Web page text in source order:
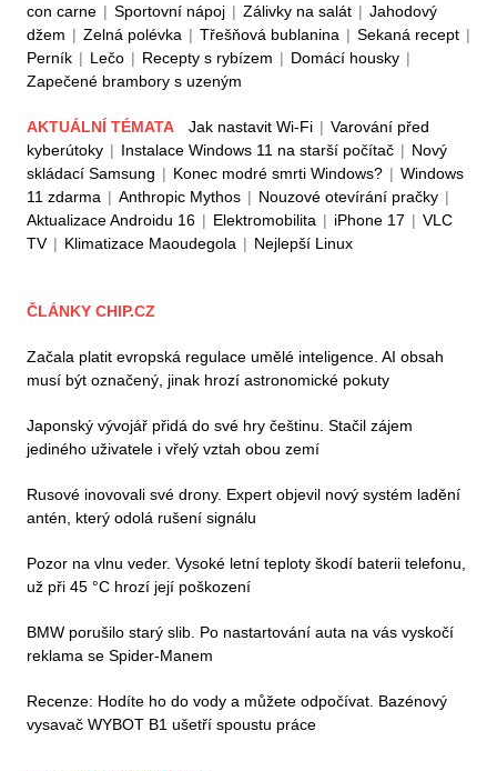
con carne | Sportovní nápoj | Zálivky na salát | Jahodový
džem | Zelná polévka | Třešňová bublanina | Sekaná recept |
Perník | Lečo | Recepty s rybízem | Domácí housky |
Zapečené brambory s uzeným
AKTUÁLNÍ TÉMATA Jak nastavit Wi-Fi | Varování před
kyberútoky | Instalace Windows 11 na starší počítač | Nový
skládací Samsung | Konec modré smrti Windows? | Windows
11 zdarma | Anthropic Mythos | Nouzové otevírání pračky |
Aktualizace Androidu 16 | Elektromobilita | iPhone 17 | VLC
TV | Klimatizace Maoudegola | Nejlepší Linux
ČLÁNKY CHIP.CZ
Začala platit evropská regulace umělé inteligence. AI obsah
musí být označený, jinak hrozí astronomické pokuty
Japonský vývojář přidá do své hry češtinu. Stačil zájem
jediného uživatele i vřelý vztah obou zemí
Rusové inovovali své drony. Expert objevil nový systém ladění
antén, který odolá rušení signálu
Pozor na vlnu veder. Vysoké letní teploty škodí baterii telefonu,
už při 45 °C hrozí její poškození
BMW porušilo starý slib. Po nastartování auta na vás vyskočí
reklama se Spider-Manem
Recenze: Hodíte ho do vody a můžete odpočívat. Bazénový
vysavač WYBOT B1 ušetří spoustu práce